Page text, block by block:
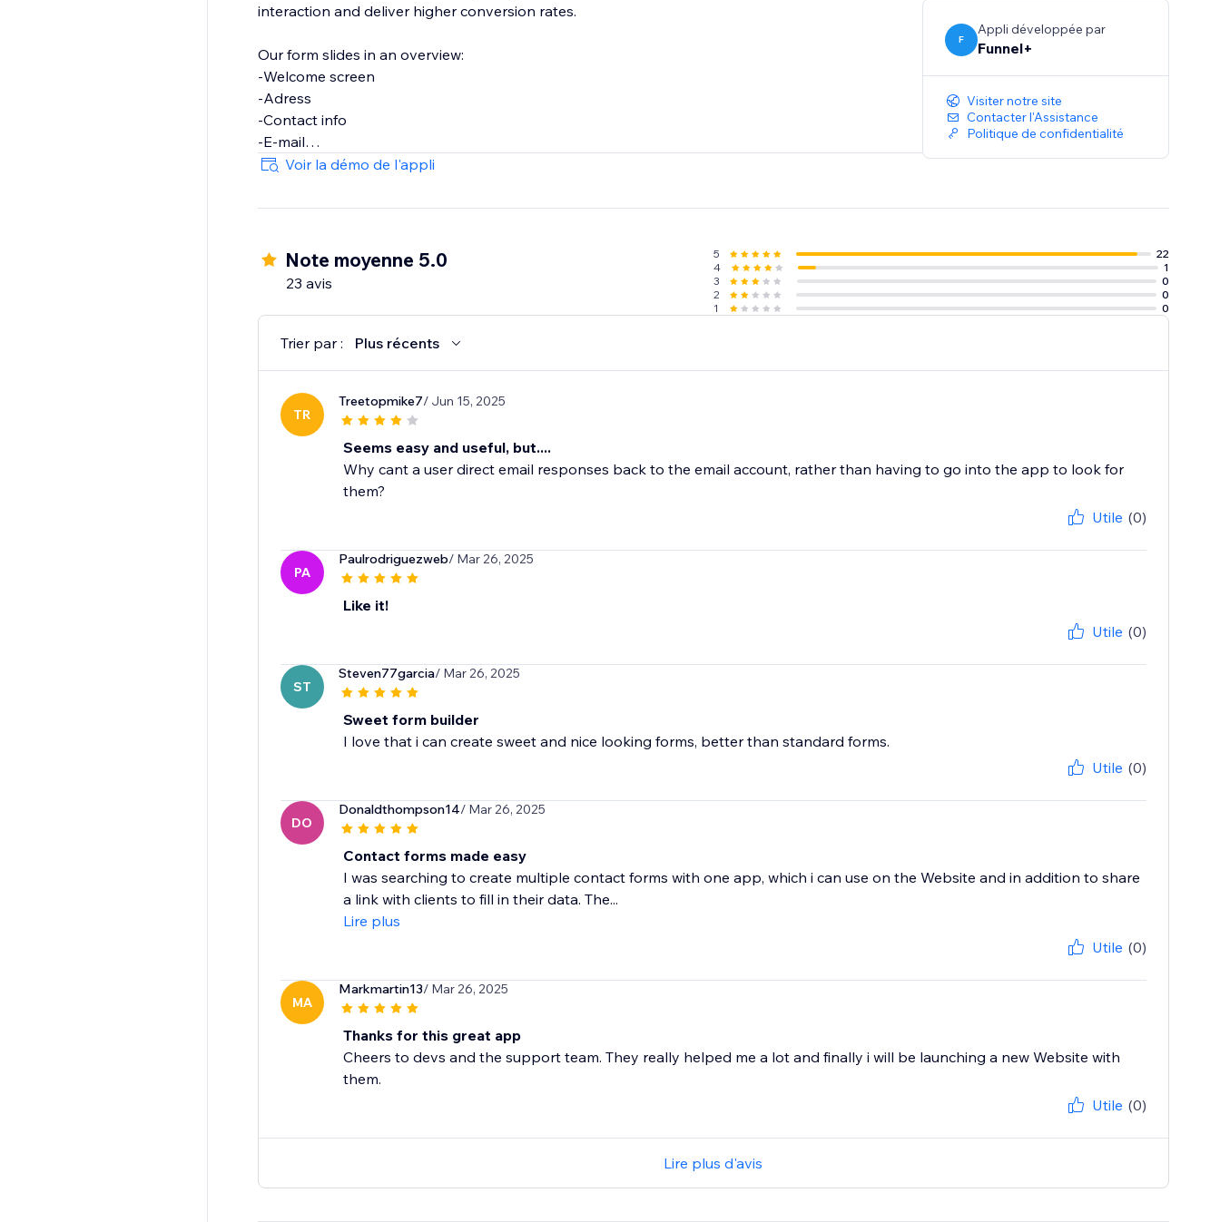
interaction and deliver higher conversion rates.
Our form slides in an overview:
-Welcome screen
-Adress
-Contact info
-E-mail
-Phone
-Long text
-Dropdown
-Picture choice
-Multi choice
-Date
-Payments (Stripe)
Voir la démo de l'appli
F
Appli développée par
Funnel+
Visiter notre site
Contacter l'Assistance
Politique de confidentialité
Note moyenne 5.0
23 avis
5
22
4
1
3
0
2
0
1
0
Trier par : Plus récents
TR
Treetopmike7/ Jun 15, 2025
Seems easy and useful, but....
Why cant a user direct email responses back to the email account, rather than having to go into the app to look for
them?
Utile (0)
PA
Paulrodriguezweb/ Mar 26, 2025
Like it!
Utile (0)
ST
Steven77garcia/ Mar 26, 2025
Sweet form builder
I love that i can create sweet and nice looking forms, better than standard forms.
Utile (0)
DO
Donaldthompson14/ Mar 26, 2025
Contact forms made easy
I was searching to create multiple contact forms with one app, which i can use on the Website and in addition to share
a link with clients to fill in their data. The...
Lire plus
Utile (0)
MA
Markmartin13/ Mar 26, 2025
Thanks for this great app
Cheers to devs and the support team. They really helped me a lot and finally i will be launching a new Website with
them.
Utile (0)
Lire plus d'avis